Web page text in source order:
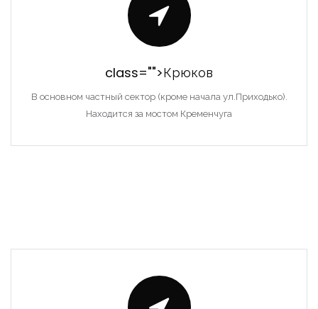
class="">Крюков
В основном частный сектор (кроме начала ул.Приходько).
Находится за мостом Кременчуга